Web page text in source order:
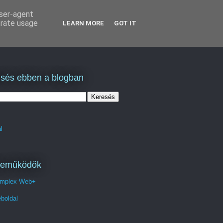
ebben a blogban
Web+
agent
usage
LEARN MORE GOT IT